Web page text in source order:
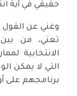
حقيقي في أية
وغني عن القول
تعني، من
الانتخابية
التي لا يمكن
برنامجهم